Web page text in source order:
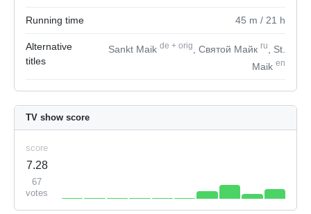
Running time 45 m / 21 h
Alternative
titles
Sankt Maik de + orig , Святой Майк ru
, St.
Maik en
TV show score
score
7.28
67
votes